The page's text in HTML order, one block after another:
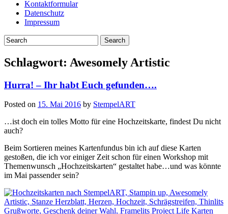
Kontaktformular
Datenschutz
Impressum
Schlagwort: Awesomely Artistic
Hurra! – Ihr habt Euch gefunden….
Posted on 15. Mai 2016 by StempelART
…ist doch ein tolles Motto für eine Hochzeitskarte, findest Du nicht
auch?
Beim Sortieren meines Kartenfundus bin ich auf diese Karten
gestoßen, die ich vor einiger Zeit schon für einen Workshop mit
Themenwunsch „Hochzeitskarten“ gestaltet habe…und was könnte
im Mai passender sein?